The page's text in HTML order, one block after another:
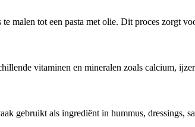
malen tot een pasta met olie. Dit proces zorgt
vitaminen en mineralen zoals calcium,
gebruikt als ingrediënt in hummus, dressings,